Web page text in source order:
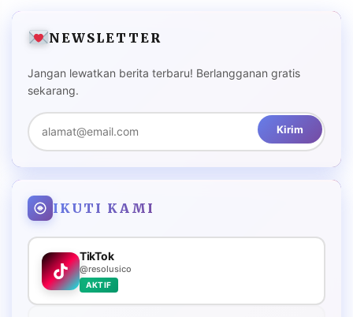
NEWSLETTER
Jangan lewatkan berita terbaru! Berlangganan gratis
sekarang.
Kirim
IKUTI KAMI
TikTok
@resolusico
AKTIF